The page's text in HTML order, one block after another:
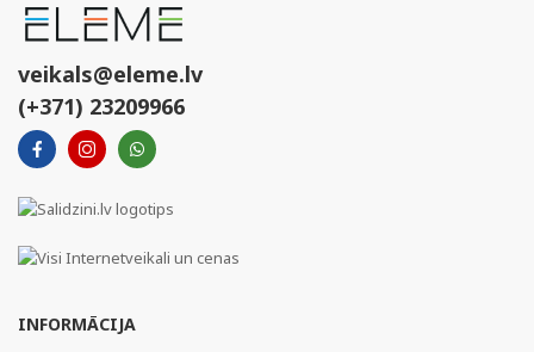
veikals@eleme.lv
(+371) 23209966
INFORMĀCIJA